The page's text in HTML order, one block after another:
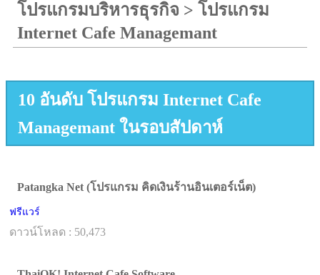
โปรแกรมบริหารธุรกิจ > โปรแกรม
Internet Cafe Managemant
10 อันดับ โปรแกรม Internet Cafe
Managemant ในรอบสัปดาห์
Patangka Net (โปรแกรม คิดเงินร้านอินเตอร์เน็ต)
ฟรีแวร์
ดาวน์โหลด : 50,473